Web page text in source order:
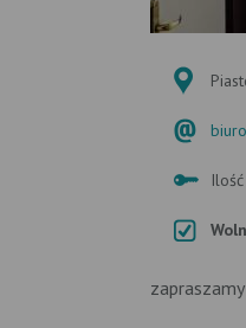
zapraszamy